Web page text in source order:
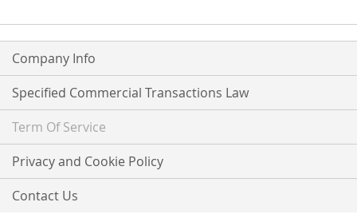
Company Info
Specified Commercial Transactions Law
Term Of Service
Privacy and Cookie Policy
Contact Us